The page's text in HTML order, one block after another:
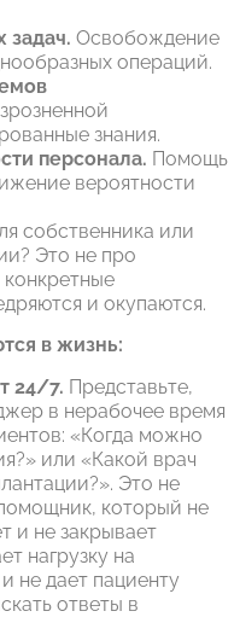
задач. Освобождение
операций.
знания.
персонала. Помощь
вероятности
собственника или
Это не про
и окупаются.
в жизнь:
24/7. Представьте,
в нерабочее время
«Когда можно
или «Какой врач
Это не
который не
и не закрывает
нагрузку на
не дает пациенту
ответы в